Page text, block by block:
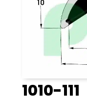
1010-111